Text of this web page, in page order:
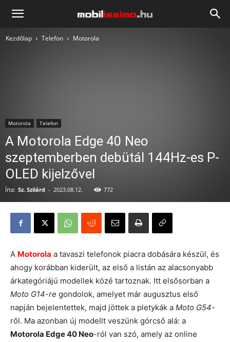
Mobilissimo.hu
Kezdőlap Telefon Motorola
Motorola Telefon
A Motorola Edge 40 Neo
szeptemberben debütál 144Hz-es P-
OLED kijelzővel
Írta: Sz. Szilárd - 2023.08.12. 772
A Motorola a tavaszi telefonok piacra dobására készül, és
ahogy korábban kiderült, az első a listán az alacsonyabb
árkategóriájú modellek közé tartoznak. Itt elsősorban a
Moto G14-re gondolok, amelyet már augusztus első
napján bejelentettek, majd jöttek a pletykák a Moto G54-
ről. Ma azonban új modellt veszünk górcső alá: a
Motorola Edge 40 Neo-ról van szó, amely az online